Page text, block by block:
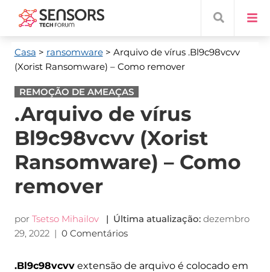
Casa > ransomware> Arquivo de vírus .Bl9c98vcvv
(Xorist Ransomware) – Como remover
REMOÇÃO DE AMEAÇAS
.Arquivo de vírus
Bl9c98vcvv (Xorist
Ransomware) – Como
remover
por Tsetso Mihailov | Última atualização: dezembro
29, 2022| 0 Comentários
.Bl9c98vcvvextensão de arquivo é colocado em